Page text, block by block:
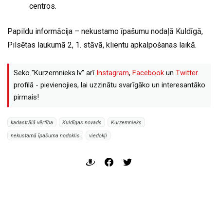
centros.
Papildu informācija – nekustamo īpašumu nodaļā Kuldīgā,
Pilsētas laukumā 2, 1. stāvā, klientu apkalpošanas laikā.
Seko "Kurzemnieks.lv" arī Instagram, Facebook un Twitter
profilā - pievienojies, lai uzzinātu svarīgāko un interesantāko
pirmais!
kadastrālā vērtība Kuldīgas novads Kurzemnieks
nekustamā īpašuma nodoklis viedokļi